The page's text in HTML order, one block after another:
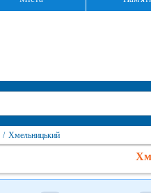
/ Хмельницький